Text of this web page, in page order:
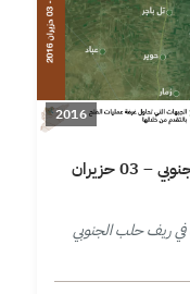
2016
مواقع النفوذ والسيطرة – ريف حلب الجنوبي – 03 حزيران
في ريف حلب الجنوبي